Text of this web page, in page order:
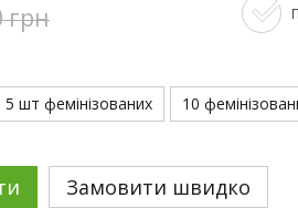
грн
5 шт фемінізованих 10
Замовити швидко